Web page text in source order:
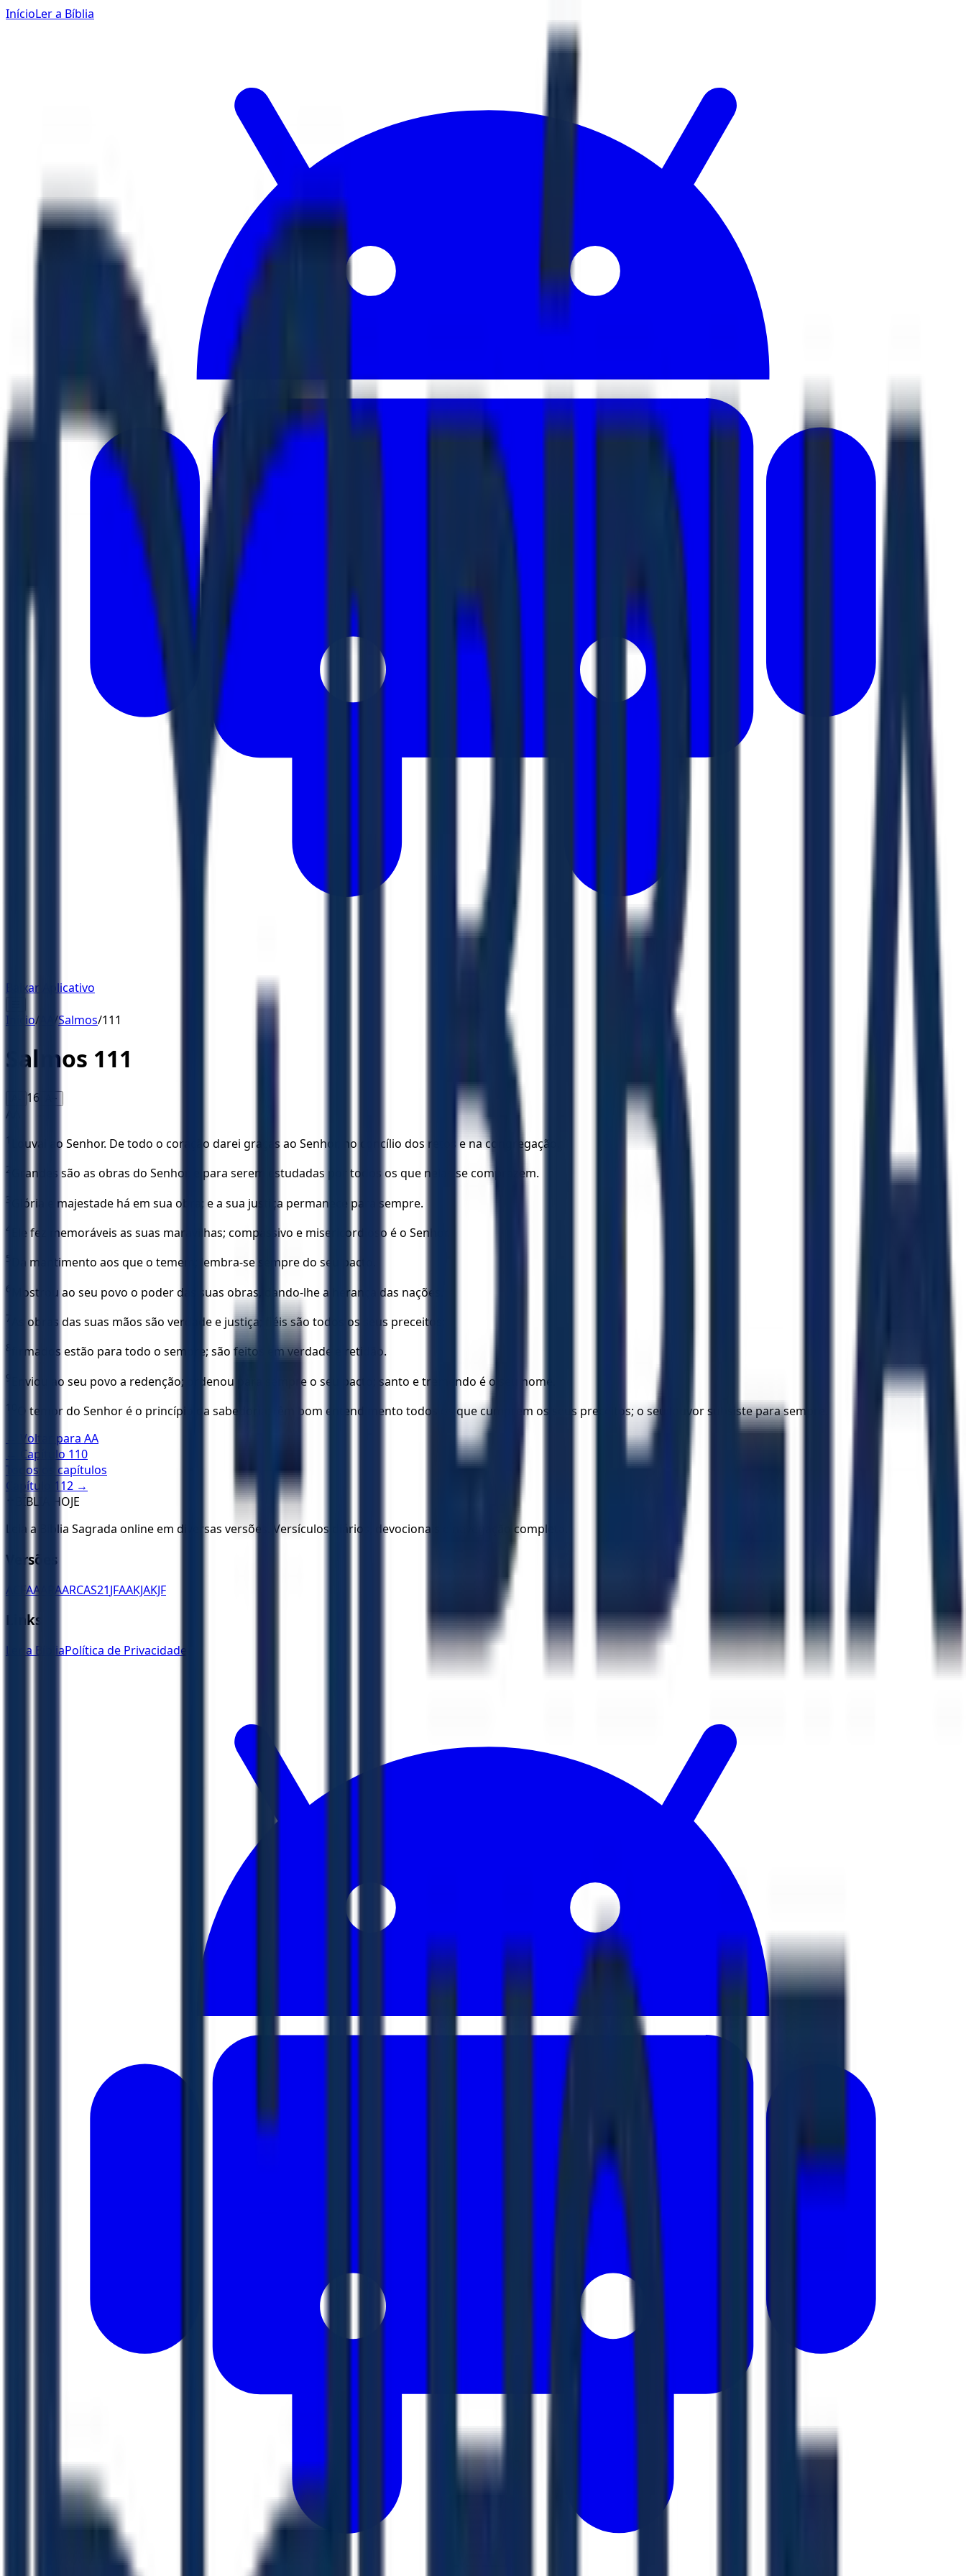
InícioLer a Bíblia
Baixar Aplicativo
Início/ /Salmos/111
Salmos 111
16 A+
AA
1 Louvai ao Senhor. De todo o coração darei graças ao Senhor, no concílio dos retos e na congregação.
2 Grandes são as obras do Senhor, e para serem estudadas por todos os que nelas se comprazem.
3 Glória e majestade há em sua obra; e a sua justiça permanece para sempre.
4 Ele fez memoráveis as suas maravilhas; compassivo e misericordioso é o Senhor.
5 Dá mantimento aos que o temem; lembra-se sempre do seu pacto.
6 Mostrou ao seu povo o poder das suas obras, dando-lhe a herança das nações.
7 As obras das suas mãos são verdade e justiça; fiéis são todos os seus preceitos;
8 firmados estão para todo o sempre; são feitos em verdade e retidão.
9 Enviou ao seu povo a redenção; ordenou para sempre o seu pacto; santo e tremendo é o seu nome.
10
O temor do Senhor é o princípio da sabedoria; têm bom entendimento todos os que cumprem os seus preceitos; o seu louvor subsiste para sempre.
← Voltar para AA
← Capítulo 110
Todos os capítulos
Capítulo
112 →
BÍBLIA HOJE
Leia a Bíblia Sagrada online em diversas versões. Versículos diários, devocionais e navegação completa.
Versões
ACFAA ARAARCAS21JFAAKJAKJF
Links
Ler a BíbliaPolítica de Privacidade